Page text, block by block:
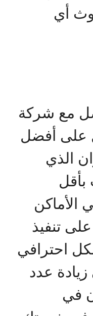
أي
مع شركة
على أفضل
الذي
بأقل
الأماكن
تنفيذ
احترافي
عدد
في